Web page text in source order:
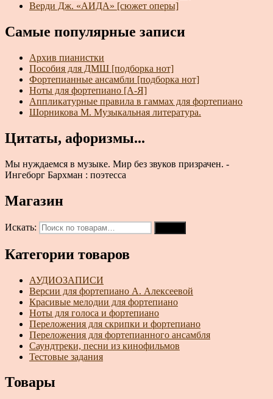
Верди Дж. «АИДА» [сюжет оперы]
Самые популярные записи
Архив пианистки
Пособия для ДМШ [подборка нот]
Фортепианные ансамбли [подборка нот]
Ноты для фортепиано [А-Я]
Аппликатурные правила в гаммах для фортепиано
Шорникова М. Музыкальная литература.
Цитаты, афоризмы...
Мы нуждаемся в музыке. Мир без звуков призрачен. -
Ингеборг Бархман : поэтесса
Магазин
Искать:
Категории товаров
АУДИОЗАПИСИ
Версии для фортепиано А. Алексеевой
Красивые мелодии для фортепиано
Ноты для голоса и фортепиано
Переложения для скрипки и фортепиано
Переложения для фортепианного ансамбля
Саундтреки, песни из кинофильмов
Тестовые задания
Товары